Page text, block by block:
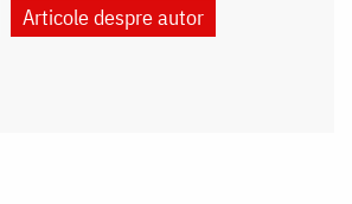
Articole despre autor